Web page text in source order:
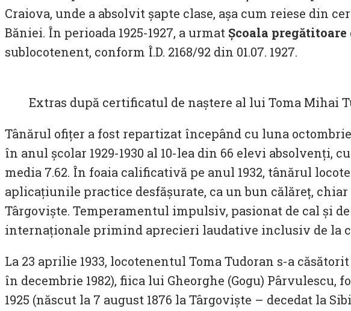
Craiova, unde a absolvit șapte clase, așa cum reiese din
Băniei. În perioada 1925-1927, a urmat Școala
sublocotenent, conform Î.D. 2168/92 din 01.07. 1927.
Extras după certificatul de naștere al lui Toma Mihai
Tânărul ofițer a fost repartizat începând cu luna
în anul școlar 1929-1930 al 10-lea din 66 elevi absolvenți,
media 7.62. În foaia calificativă pe anul 1932, tânărul
aplicațiunile practice desfășurate, ca un bun călăreț,
Târgoviște. Temperamentul impulsiv, pasionat de cal și
internaționale primind aprecieri laudative inclusiv de la
La 23 aprilie 1933, locotenentul Toma Tudoran s-a
în decembrie 1982), fiica lui Gheorghe (Gogu)
1925 (născut la 7 august 1876 la Târgoviște – decedat la